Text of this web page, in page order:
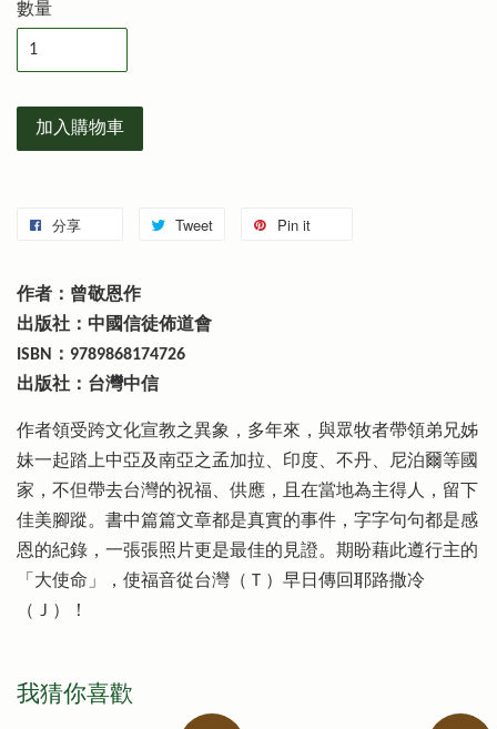
數量
加入購物車
分享 Tweet Pin it
作者：曾敬恩作
出版社：中國信徒佈道會
ISBN：9789868174726
出版社：台灣中信
作者領受跨文化宣教之異象，多年來，與眾牧者帶領弟兄姊
妹一起踏上中亞及南亞之孟加拉、印度、不丹、尼泊爾等國
家，不但帶去台灣的祝福、供應，且在當地為主得人，留下
佳美腳蹤。書中篇篇文章都是真實的事件，字字句句都是感
恩的紀錄，一張張照片更是最佳的見證。期盼藉此遵行主的
「大使命」，使福音從台灣（Ｔ）早日傳回耶路撒冷
（Ｊ）！
我猜你喜歡